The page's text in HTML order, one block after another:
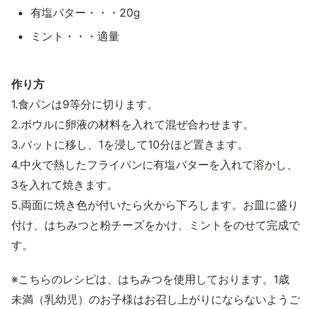
有塩バター・・・20g
ミント・・・適量
作り方
1.食パンは9等分に切ります。
2.ボウルに卵液の材料を入れて混ぜ合わせます。
3.バットに移し、1を浸して10分ほど置きます。
4.中火で熱したフライパンに有塩バターを入れて溶かし、
3を入れて焼きます。
5.両面に焼き色が付いたら火から下ろします。お皿に盛り
付け、はちみつと粉チーズをかけ、ミントをのせて完成で
す。
※こちらのレシピは、はちみつを使用しております。1歳
未満（乳幼児）のお子様はお召し上がりにならないようご